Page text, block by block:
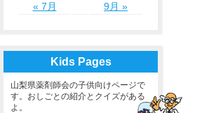
« 7月
9月 »
Kids Pages
山梨県薬剤師会の子供向けページで
す。おしごとの紹介とクイズがある
よ。